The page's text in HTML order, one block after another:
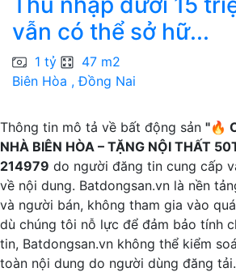
vẫn có thể sở hữ...
1 tỷ
47 m2
Biên Hòa , Đồng Nai
Thông tin mô tả về bất động sản "🔥
NHÀ BIÊN HÒA – TẶNG NỘI THẤT
214979 do người đăng tin cung cấp
về nội dung. Batdongsan.vn là nền
và người bán, không tham gia vào
dù chúng tôi nỗ lực để đảm bảo tính
tin, Batdongsan.vn không thể kiểm
toàn nội dung do người dùng đăng tải.